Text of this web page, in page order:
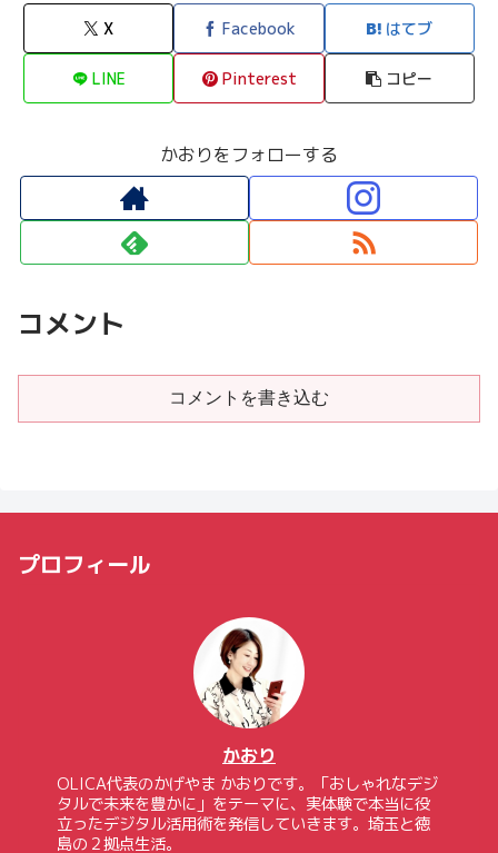
X Facebook はてブ
LINE Pinterest コピー
かおりをフォローする
コメント
コメントを書き込む
プロフィール
かおり
OLICA代表のかげやま かおりです。「おしゃれなデジ
タルで未来を豊かに」をテーマに、実体験で本当に役
立ったデジタル活用術を発信していきます。埼玉と徳
島の２拠点生活。